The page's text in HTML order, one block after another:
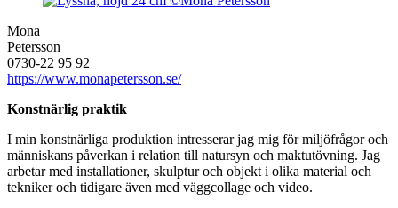
Mona
Petersson
0730-22 95 92
https://www.monapetersson.se/
Konstnärlig praktik
I min konstnärliga produktion intresserar jag mig för miljöfrågor och
människans påverkan i relation till natursyn och maktutövning. Jag
arbetar med installationer, skulptur och objekt i olika material och
tekniker och tidigare även med väggcollage och video.